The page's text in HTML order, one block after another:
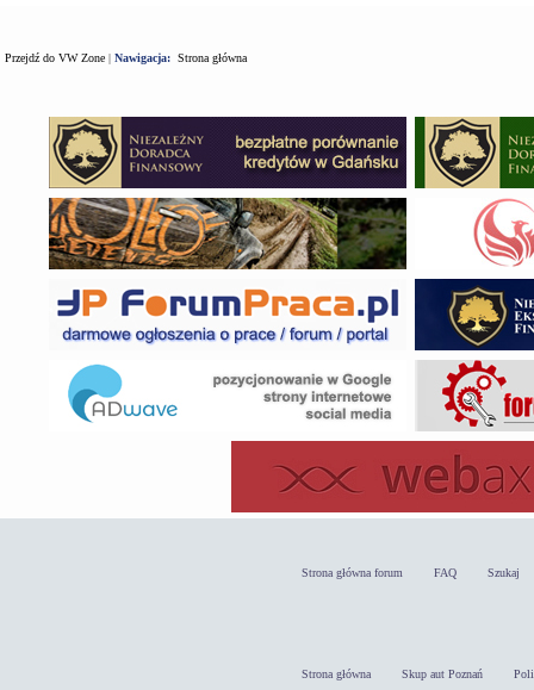
Przejdź do VW Zone | Nawigacja: Strona główna
Strona główna forum FAQ Szukaj
Strona główna Skup aut Poznań